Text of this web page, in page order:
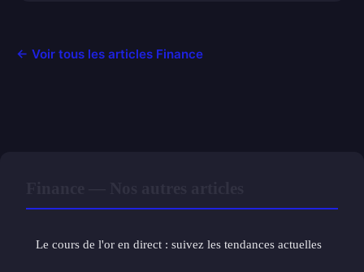
← Voir tous les articles Finance
Le cours de l'or en direct : suivez les tendances actuelles